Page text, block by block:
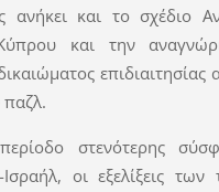
ανήκει και το σχέδιο
και την
επιδιαιτησίας
παζλ.
στενότερης
οι εξελίξεις των